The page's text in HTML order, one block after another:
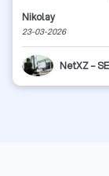
Nikolay
23-03-2026
NetXZ –